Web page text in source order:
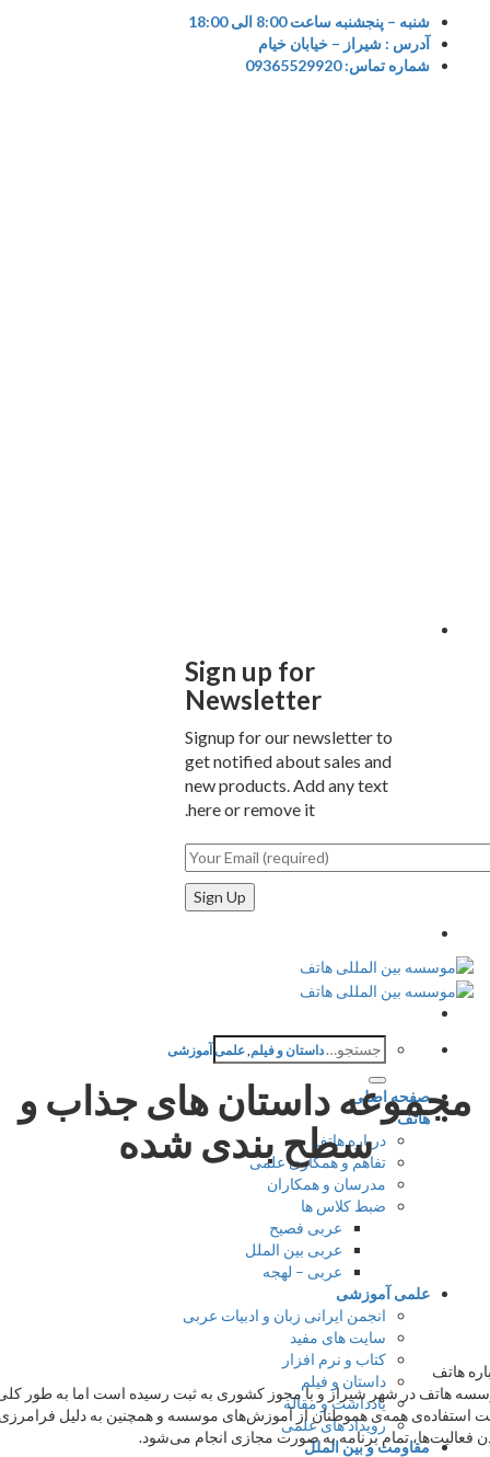
شنبه – پنجشنبه ساعت 8:00 الی 18:00
آدرس : شیراز – خیابان خیام
شماره تماس: 09365529920
Sign up for
Newsletter
Signup for our newsletter to
get notified about sales and
new products. Add any text
here or remove it.
جستجو
صفحه اصلی
هاتف
درباره هاتف
تفاهم و همکاری علمی
مدرسان و همکاران
ضبط کلاس ها
عربی فصیح
عربی بین الملل
عربی – لهجه
علمی آموزشی
انجمن ایرانی زبان و ادبیات عربی
سایت های مفید
کتاب و نرم افزار
داستان و فیلم
یادداشت و مقاله
رویداد های علمی
مقاومت و بین الملل
داستان و فیلم, علمی آموزشی
داستان های جذاب و
سطح بندی شده
در شهر شیراز و با مجوز کشوری به ثبت رسیده است اما به طور کلی
همه‌ی هموطنان از آموزش‌های موسسه و همچنین به دلیل فرامرزی
تمام برنامه به صورت مجازی انجام می‌شود.